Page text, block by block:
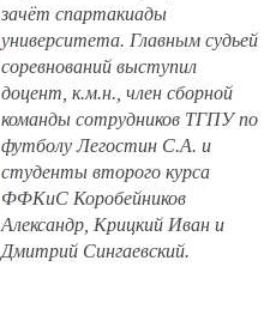
зачёт спартакиады
университета. Главным судьей
соревнований выступил
доцент, к.м.н., член сборной
команды сотрудников ТГПУ по
футболу Легостин С.А. и
студенты второго курса
ФФКиС Коробейников
Александр, Крицкий Иван и
Дмитрий Сингаевский.